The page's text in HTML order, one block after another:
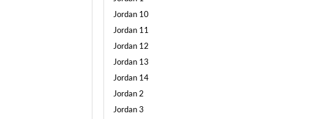
Jordan 10
Jordan 11
Jordan 12
Jordan 13
Jordan 14
Jordan 2
Jordan 3